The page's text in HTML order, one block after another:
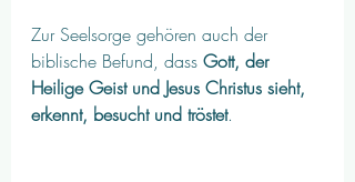
Zur Seelsorge gehören auch der
biblische Befund, dass Gott, der
Heilige Geist und Jesus Christus sieht,
erkennt, besucht und tröstet.